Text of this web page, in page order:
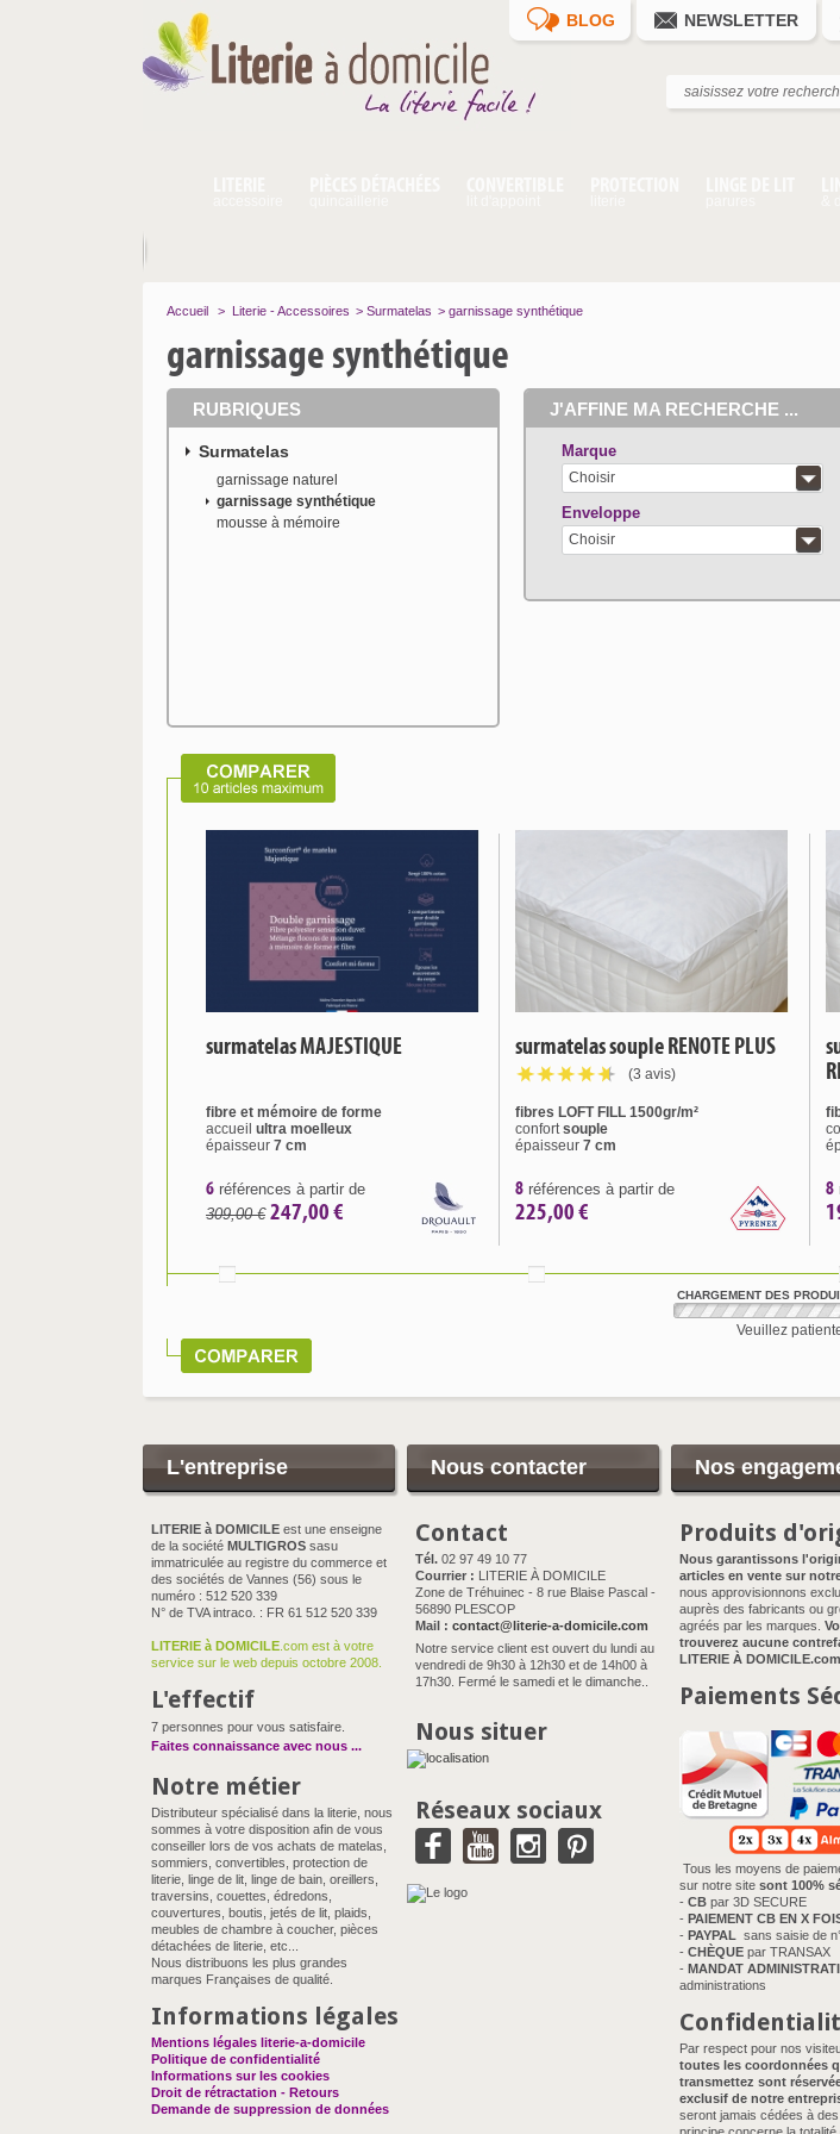
BLOG NEWSLETTER
Accueil > Literie - Accessoires > Surmatelas > garnissage synthétique
garnissage synthétique
RUBRIQUES
Surmatelas
garnissage naturel
garnissage synthétique
mousse à mémoire
J'AFFINE MA RECHERCHE ...
Marque
Choisir
Enveloppe
Choisir
surmatelas MAJESTIQUE
fibre et mémoire de forme
accueil ultra moelleux
épaisseur 7 cm
6 références à partir de
309,00 € 247,00 €
surmatelas souple RENOTE PLUS
(3 avis)
fibres LOFT FILL 1500gr/m²
confortsouple
épaisseur 7 cm
8 références à partir de
225,00 €
8
CHARGEMENT DES
Veuillez
L'entreprise
LITERIE à DOMICILE est une enseigne
de la société MULTIGROS sasu
immatriculée au registre du commerce et
des sociétés de Vannes (56) sous le
numéro : 512 520 339
N° de TVA intraco. : FR 61 512 520 339
LITERIE à DOMICILE .com est à votre
service sur le web depuis octobre 2008.
L'effectif
7 personnes pour vous satisfaire.
Faites connaissance avec nous ...
Notre métier
Distributeur spécialisé dans la literie, nous
sommes à votre disposition afin de vous
conseiller lors de vos achats de matelas,
sommiers, convertibles, protection de
literie, linge de lit, linge de bain, oreillers,
traversins, couettes, édredons,
couvertures, boutis, jetés de lit, plaids,
meubles de chambre à coucher, pièces
détachées de literie, etc...
Nous distribuons les plus grandes
marques Françaises de qualité.
Informations légales
Mentions légales literie-a-domicile
Politique de confidentialité
Informations sur les cookies
Droit de rétractation - Retours
Demande de suppression de données
Nous contacter
Contact
Tél. 02 97 49 10 77
Courrier : LITERIE À DOMICILE
Zone de Tréhuinec - 8 rue Blaise Pascal -
56890 PLESCOP
Mail : contact@literie-a-domicile.com
Notre service client est ouvert du lundi au
vendredi de 9h30 à 12h30 et de 14h00 à
17h30. Fermé le samedi et le dimanche..
Nous situer
Réseaux sociaux
Nos
Produits
Nous garantissons
articles en vente sur
nous approvisionnons
auprès des fabricants ou
agréés par les marques.
trouverez aucune
LITERIE À DOMICILE.com
Paiements
Tous les moyens de
sur notre site sont 100%
- CB par 3D SECURE
- PAIEMENT CB EN X
- PAYPAL sans saisie de
- CHÈQUE par TRANSAX
- MANDAT
administrations
Par respect pour nos
toutes les coordonnées
transmettez sont
exclusif de notre
seront jamais cédées à